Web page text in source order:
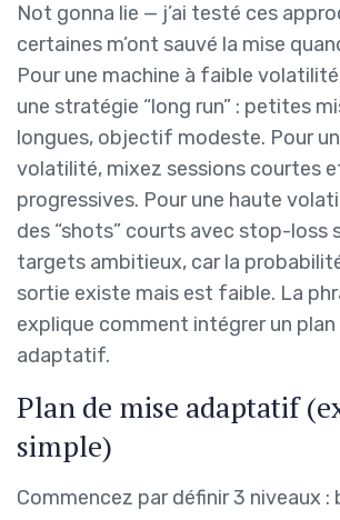
Not gonna lie — j’ai testé ces
certaines m’ont sauvé la mise
Pour une machine à faible
une stratégie “long run” : petites
longues, objectif modeste. Pour
volatilité, mixez sessions courtes
progressives. Pour une haute
des “shots” courts avec stop-loss
targets ambitieux, car la
sortie existe mais est faible. La
explique comment intégrer un plan
adaptatif.
Plan de mise adaptatif
simple)
Commencez par définir 3 niveaux :